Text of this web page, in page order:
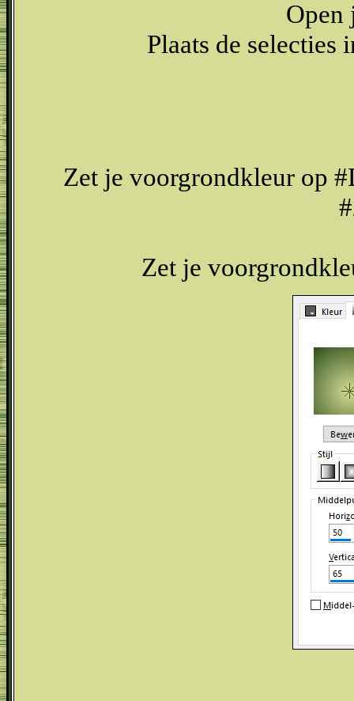
Open
Plaats de selecties
Zet je voorgrondkleur op
Zet je